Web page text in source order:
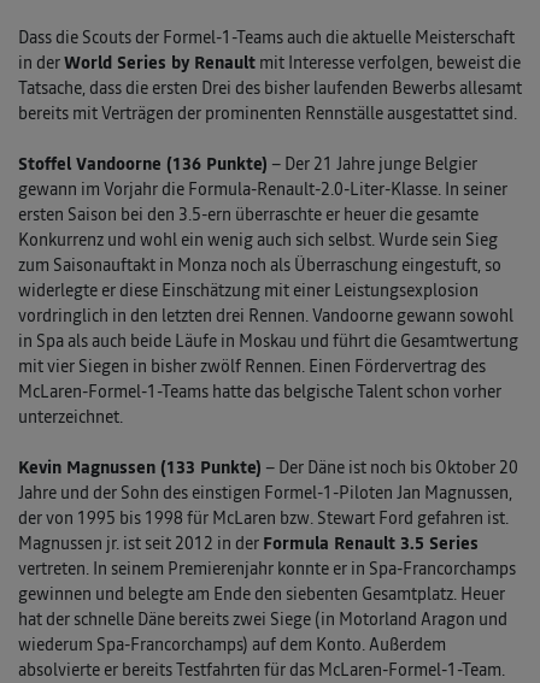
Dass die Scouts der Formel-1-Teams auch die aktuelle Meisterschaft
in derWorld Series by Renault mit Interesse verfolgen, beweist die
Tatsache, dass die ersten Drei des bisher laufenden Bewerbs allesamt
bereits mit Verträgen der prominenten Rennställe ausgestattet sind.
Stoffel Vandoorne (136 Punkte) – Der 21 Jahre junge Belgier
gewann im Vorjahr die Formula-Renault-2.0-Liter-Klasse. In seiner
ersten Saison bei den 3.5-ern überraschte er heuer die gesamte
Konkurrenz und wohl ein wenig auch sich selbst. Wurde sein Sieg
zum Saisonauftakt in Monza noch als Überraschung eingestuft, so
widerlegte er diese Einschätzung mit einer Leistungsexplosion
vordringlich in den letzten drei Rennen. Vandoorne gewann sowohl
in Spa als auch beide Läufe in Moskau und führt die Gesamtwertung
mit vier Siegen in bisher zwölf Rennen. Einen Fördervertrag des
McLaren-Formel-1-Teams hatte das belgische Talent schon vorher
unterzeichnet.
Kevin Magnussen (133 Punkte) – Der Däne ist noch bis Oktober 20
Jahre und der Sohn des einstigen Formel-1-Piloten Jan Magnussen,
der von 1995 bis 1998 für McLaren bzw. Stewart Ford gefahren ist.
Magnussen jr. ist seit 2012 in der Formula Renault 3.5 Series
vertreten. In seinem Premierenjahr konnte er in Spa-Francorchamps
gewinnen und belegte am Ende den siebenten Gesamtplatz. Heuer
hat der schnelle Däne bereits zwei Siege (in Motorland Aragon und
wiederum Spa-Francorchamps) auf dem Konto. Außerdem
absolvierte er bereits Testfahrten für das McLaren-Formel-1-Team.